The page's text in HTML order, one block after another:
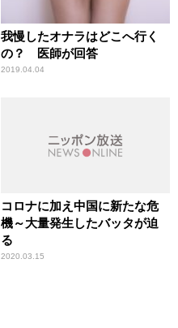
我慢したオナラはどこへ行く
の？ 医師が回答
2019.04.04
コロナに加え中国に新たな危
機～大量発生したバッタが迫
る
2020.03.15